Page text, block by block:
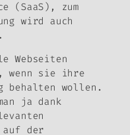
(SaaS), zum
wird auch
Webseiten
wenn sie ihre
behalten wollen.
ja dank
auf der